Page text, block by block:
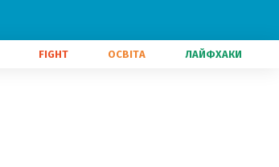
FIGHT ОСВІТА ЛАЙФХАКИ